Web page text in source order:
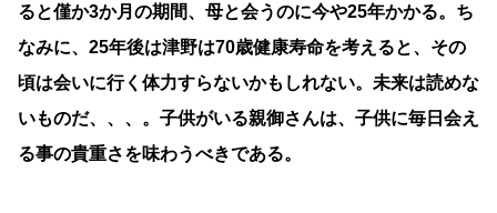
ると僅か3か月の期間、母と会うのに今や25年かかる。ち
なみに、25年後は津野は70歳健康寿命を考えると、その
頃は会いに行く体力すらないかもしれない。未来は読めな
いものだ、、、。子供がいる親御さんは、子供に毎日会え
る事の貴重さを味わうべきである。